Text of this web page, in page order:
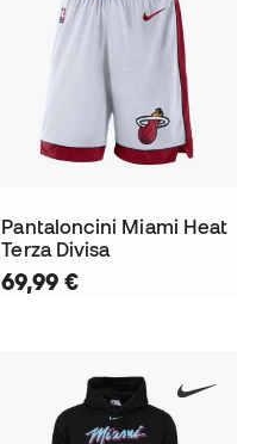
Pantaloncini Miami Heat
Terza Divisa
69,99 €